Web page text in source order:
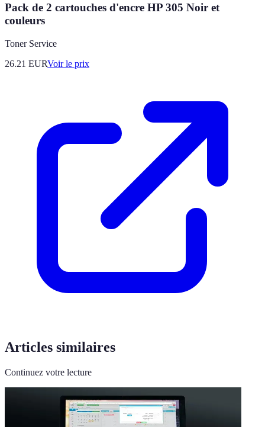
Pack de 2 cartouches d'encre HP 305 Noir et
couleurs
Toner Service
26.21 EURVoir le prix
Articles similaires
Continuez votre lecture